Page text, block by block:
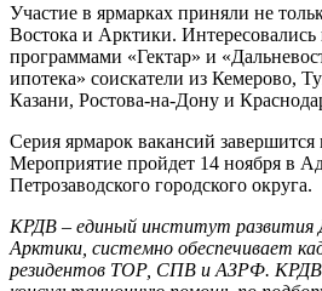
Участие в ярмарках приняли не
Востока и Арктики. Интересовались
программами «Гектар» и
ипотека» соискатели из Кемерово,
Казани, Ростова-на-Дону и
Серия ярмарок вакансий
Мероприятие пройдет 14 ноября в
Петрозаводского городского округа.
КРДВ – единый институт развития
Арктики, системно обеспечивает
резидентов ТОР, СПВ и АЗРФ. КРДВ